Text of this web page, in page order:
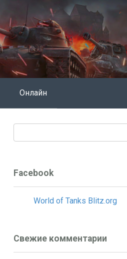
Онлайн
Facebook
World of Tanks Blitz.org
Свежие комментарии